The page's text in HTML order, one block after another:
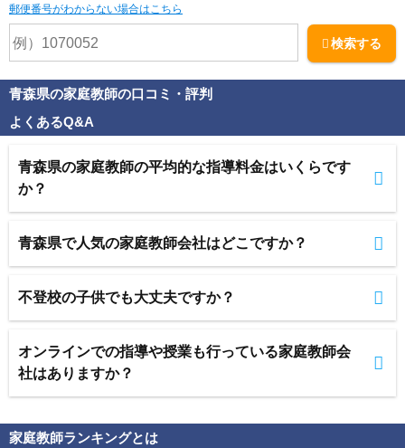
郵便番号がわからない場合はこちら
検索する
青森県の家庭教師の口コミ・評判
よくあるQ&A
青森県の家庭教師の平均的な指導料金はいくらです
か？
青森県で人気の家庭教師会社はどこですか？
不登校の子供でも大丈夫ですか？
オンラインでの指導や授業も行っている家庭教師会
社はありますか？
家庭教師ランキングとは